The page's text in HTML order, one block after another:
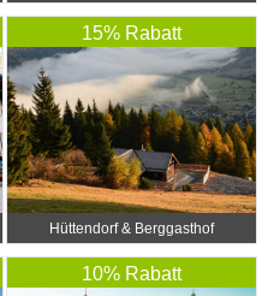
15% Rabatt
Hüttendorf & Berggasthof
Schlögelberger
10% Rabatt